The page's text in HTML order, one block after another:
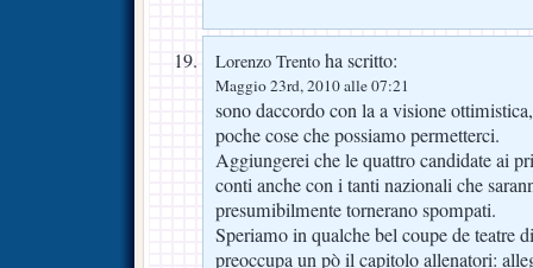
Lorenzo Trento ha scritto:
Maggio 23rd, 2010 alle 07:21
sono daccordo con la a visione
poche cose che possiamo permetterci.
Aggiungerei che le quattro candidate ai
conti anche con i tanti nazionali che
presumibilmente tornerano spompati.
Speriamo in qualche bel coupe de teatre
preoccupa un pò il capitolo allenatori: